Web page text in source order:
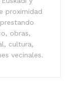
proximidad
obras,
cultura,
vecinales.